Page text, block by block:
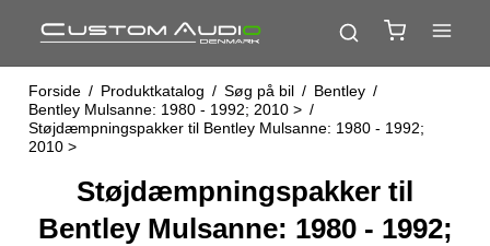
Forside / Produktkatalog / Søg på bil / Bentley /
Bentley Mulsanne: 1980 - 1992; 2010 > /
Støjdæmpningspakker til Bentley Mulsanne: 1980 - 1992;
2010 >
Støjdæmpningspakker til
Bentley Mulsanne: 1980 - 1992;